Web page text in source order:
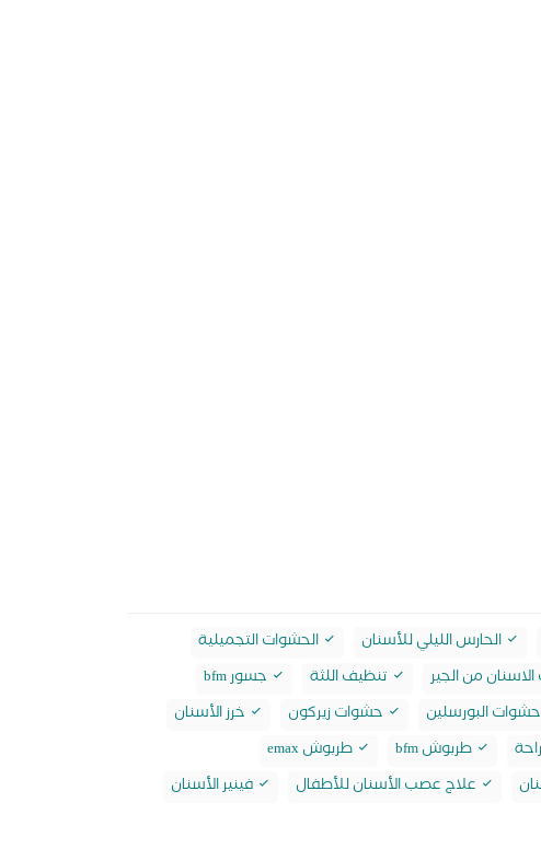
الحارس الليلي للأسنان
الحشوات التجميلية
من الجير تنظيف اللثة
جسور bfm
حشوات البورسلين حشوات زيركون
خرز الأسنان
طربوش bfm
طربوش emax
علاج عصب الأسنان للأطفال
فينير الأسنان